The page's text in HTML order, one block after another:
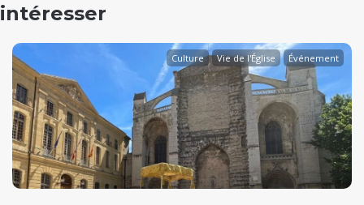
intéresser
Culture Vie de l'Église Événement